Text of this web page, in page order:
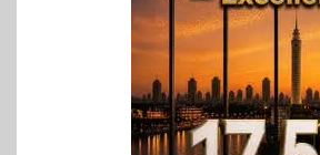
بنك QNB مصر يعزز جاهزية
المشروعات الصغيرة والمتوسطة
للنمو والتوسع
اخبار